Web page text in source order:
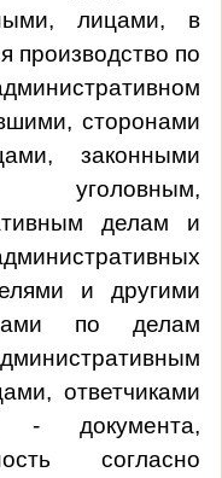
лицами, в
производство по
сторонами
законными
уголовным,
делам и
и другими
по делам
ответчиками
- документа,
согласно